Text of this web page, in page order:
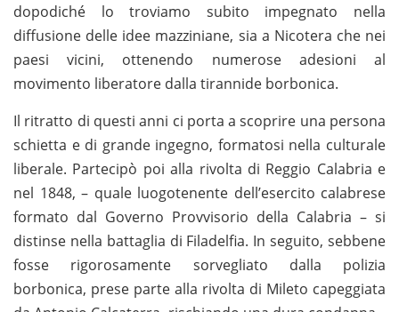
dopodiché lo troviamo subito impegnato nella
diffusione delle idee mazziniane, sia a Nicotera che nei
paesi vicini, ottenendo numerose adesioni al
movimento liberatore dalla tirannide borbonica.
Il ritratto di questi anni ci porta a scoprire una persona
schietta e di grande ingegno, formatosi nella culturale
liberale. Partecipò poi alla rivolta di Reggio Calabria e
nel 1848, – quale luogotenente dell’esercito calabrese
formato dal Governo Provvisorio della Calabria – si
distinse nella battaglia di Filadelfia. In seguito, sebbene
fosse rigorosamente sorvegliato dalla polizia
borbonica, prese parte alla rivolta di Mileto capeggiata